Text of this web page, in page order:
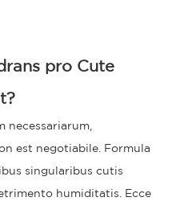
pro Cute
necessariarum,
est negotiabile. Formula
singularibus cutis
humiditatis. Ecce